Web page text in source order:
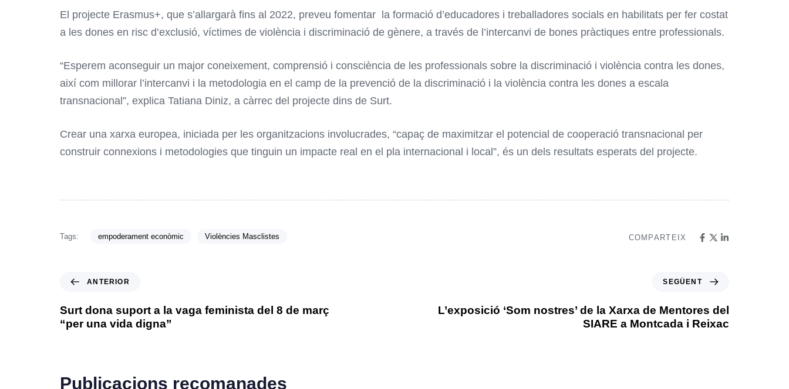
El projecte Erasmus+, que s’allargarà fins al 2022, preveu fomentar la formació d’educadores i treballadores socials en habilitats per fer costat
a les dones en risc d’exclusió, víctimes de violència i discriminació de gènere, a través de l’intercanvi de bones pràctiques entre professionals.
“Esperem aconseguir un major coneixement, comprensió i consciència de les professionals sobre la discriminació i violència contra les dones,
així com millorar l’intercanvi i la metodologia en el camp de la prevenció de la discriminació i la violència contra les dones a escala
transnacional”, explica Tatiana Diniz, a càrrec del projecte dins de Surt.
Crear una xarxa europea, iniciada per les organitzacions involucrades, “capaç de maximitzar el potencial de cooperació transnacional per
construir connexions i metodologies que tinguin un impacte real en el pla internacional i local”, és un dels resultats esperats del projecte.
Tags: empoderament econòmic Violències Masclistes COMPARTEIX
ANTERIOR
Surt dona suport a la vaga feminista del 8 de març
“per una vida digna”
SEGÜENT
L’exposició ‘Som nostres’ de la Xarxa de Mentores del
SIARE a Montcada i Reixac
Publicacions recomanades